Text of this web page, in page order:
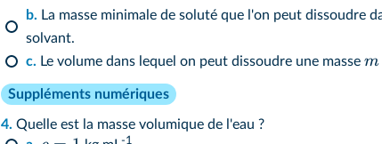
b. La masse minimale de soluté que l'on peut dissoudre dans un litre de
solvant.
c.
Le volume dans lequel on peut dissoudre une masse m
Suppléments numériques
4. Quelle est la masse volumique de l'eau ?
-1